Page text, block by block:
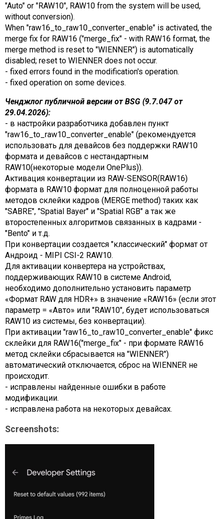
"Auto" or "RAW10", RAW10 from the system will be used,
without conversion).
When "raw16_to_raw10_converter_enable" is activated, the
merge fix for RAW16 ("merge_fix" - with RAW16 format, the
merge method is reset to "WIENNER") is automatically
disabled; reset to WIENNER does not occur.
- fixed errors found in the modification's operation.
- fixed operation on some devices.
Ченджлог публичной версии от BSG (9.7.047 от
29.04.2026):
- в настройки разработчика добавлен пункт
"raw16_to_raw10_converter_enable" (рекомендуется
использовать для девайсов без поддержки RAW10
формата и девайсов с нестандартным
RAW10(некоторые модели OnePlus)).
Активация конвертации из RAW-SENSOR(RAW16)
формата в RAW10 формат для полноценной работы
методов склейки кадров (MERGE method) таких как
"SABRE", "Spatial Bayer" и "Spatial RGB" а так же
второстепенных алгоритмов связанных в кадрами -
"Bento" и т.д.
При конвертации создается "классический" формат от
Андроид - MIPI CSI-2 RAW10.
Для активации конвертера на устройствах,
поддерживающих RAW10 в системе Android,
необходимо дополнительно установить параметр
«Формат RAW для HDR+» в значение «RAW16» (если этот
параметр = «Авто» или "RAW10", будет использоваться
RAW10 из системы, без конвертации).
При активации "raw16_to_raw10_converter_enable" фикс
склейки для RAW16("merge_fix" - при формате RAW16
метод склейки сбрасывается на "WIENNER")
автоматический отключается, сброс на WIENNER не
происходит.
- исправлены найденные ошибки в работе
модификации.
- исправлена работа на некоторых девайсах.
Screenshots: